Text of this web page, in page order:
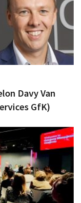
Davy Van
GfK)